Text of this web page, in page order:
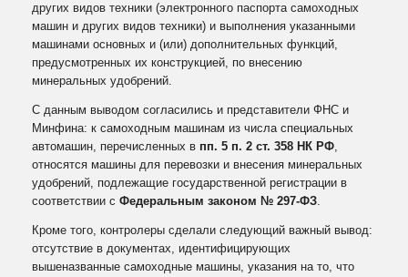
других видов техники (электронного паспорта самоходных
машин и других видов техники) и выполнения указанными
машинами основных и (или) дополнительных функций,
предусмотренных их конструкцией, по внесению
минеральных удобрений.
С данным выводом согласились и представители ФНС и
Минфина: к самоходным машинам из числа специальных
автомашин, перечисленных в пп. 5 п. 2 ст. 358 НК РФ,
относятся машины для перевозки и внесения минеральных
удобрений, подлежащие государственной регистрации в
соответствии с Федеральным законом № 297‑ФЗ.
Кроме того, контролеры сделали следующий важный вывод:
отсутствие в документах, идентифицирующих
вышеназванные самоходные машины, указания на то, что